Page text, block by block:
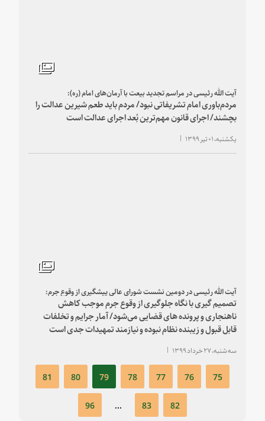
آیت ‌الله رئیسی در مراسم تجدید بیعت با آرمان‌های امام (ره):
مردم‌باوری‌ امام تشریفاتی‌ نبود/ مردم باید طعم شیرین عدالت را
بچشند/ اجرای قانون مهم‌ترین‌ بُعد اجرای عدالت است
یکشنبه، ۰۱ تیر ۱۳۹۹
آیت ‎الله رئیسی در دومین نشست شورای عالی پیشگیری از وقوع جرم:
تصمیم گیری با نگاه جلوگیری از وقوع جرم موجب کاهش
ناهنجاری و پرونده ‎های قضایی می‌شود/ آمار جرایم و تخلفات
قابل قبول و زیبنده نظام نبوده و نیازمند تمهیدات جدی است
سه شنبه، ۲۷ خرداد ۱۳۹۹
75
76
77
78
79
80
81
82
83
...
96